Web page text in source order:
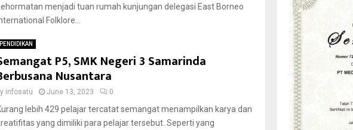
menjadi tuan rumah kunjungan delegasi East Borneo
Folklore...
PENDIDIKAN
P5, SMK Negeri 3 Samarinda
Nusantara
infosatu June 13, 2023 0
lebih 429 pelajar tercatat semangat menampilkan karya dan
yang dimiliki para pelajar tersebut. Seperti yang